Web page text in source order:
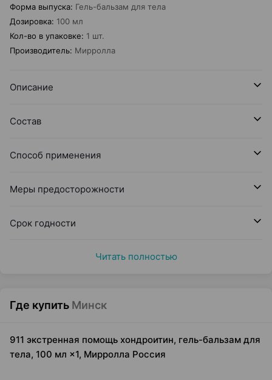
Форма выпуска: Гель-бальзам для тела
Дозировка: 100 мл
Кол-во в упаковке: 1 шт.
Производитель: Мирролла
Описание
Состав
Способ применения
Меры предосторожности
Срок годности
Читать полностью
Где купить Минск
911 экстренная помощь хондроитин, гель-бальзам для
тела, 100 мл ×1, Мирролла Россия